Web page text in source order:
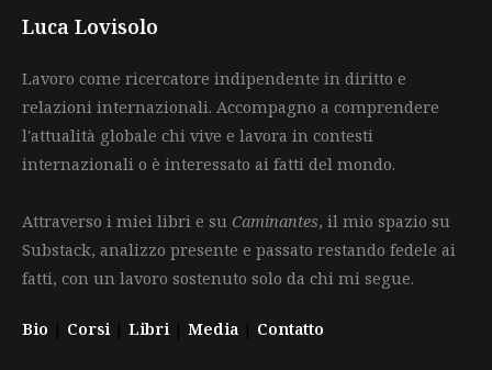
Luca Lovisolo
Lavoro come ricercatore indipendente in diritto e
relazioni internazionali. Accompagno a comprendere
l'attualità globale chi vive e lavora in contesti
internazionali o è interessato ai fatti del mondo.
Attraverso i miei libri e su Caminantes, il mio spazio su
Substack, analizzo presente e passato restando fedele ai
fatti, con un lavoro sostenuto solo da chi mi segue.
Bio | Corsi | Libri | Media | Contatto